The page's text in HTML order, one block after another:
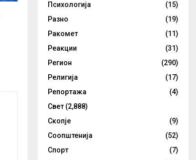
Психологија
(15)
Разно
(19)
Ракомет
(11)
Реакции
(31)
Регион
(290)
Религија
(17)
Репортажа
(4)
Свет (2,888)
Скопје
(9)
Соопштенија
(52)
Спорт
(7)